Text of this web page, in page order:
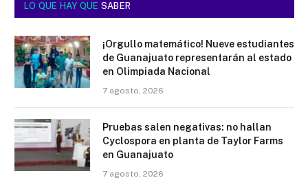
LO QUE HAY QUE SABER
¡Orgullo matemático! Nueve estudiantes
de Guanajuato representarán al estado
en Olimpiada Nacional
7 agosto, 2026
Pruebas salen negativas: no hallan
Cyclospora en planta de Taylor Farms
en Guanajuato
7 agosto, 2026